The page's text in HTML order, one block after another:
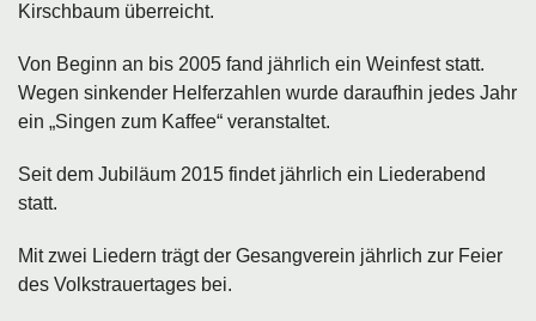
Kirschbaum überreicht.
Von Beginn an bis 2005 fand jährlich ein Weinfest statt.
Wegen sinkender Helferzahlen wurde daraufhin jedes Jahr
ein „Singen zum Kaffee“ veranstaltet.
Seit dem Jubiläum 2015 findet jährlich ein Liederabend
statt.
Mit zwei Liedern trägt der Gesangverein jährlich zur Feier
des Volkstrauertages bei.